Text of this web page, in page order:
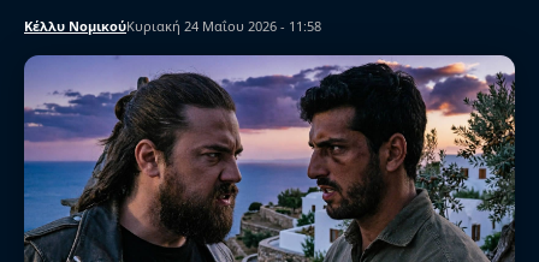
Κέλλυ ΝομικούΚυριακή 24 Μαΐου 2026 - 11:58